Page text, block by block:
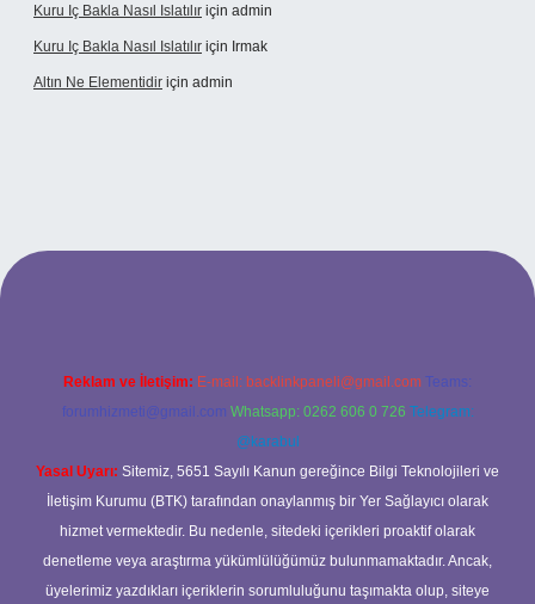
Kuru Iç Bakla Nasıl Islatılır için admin
Kuru Iç Bakla Nasıl Islatılır için Irmak
Altın Ne Elementidir için admin
Reklam ve İletişim: E-mail: backlinkpaneli@gmail.com Teams:
forumhizmeti@gmail.com Whatsapp: 0262 606 0 726 Telegram:
@karabul
Yasal Uyarı: Sitemiz, 5651 Sayılı Kanun gereğince Bilgi Teknolojileri ve
İletişim Kurumu (BTK) tarafından onaylanmış bir Yer Sağlayıcı olarak
hizmet vermektedir. Bu nedenle, sitedeki içerikleri proaktif olarak
denetleme veya araştırma yükümlülüğümüz bulunmamaktadır. Ancak,
üyelerimiz yazdıkları içeriklerin sorumluluğunu taşımakta olup, siteye